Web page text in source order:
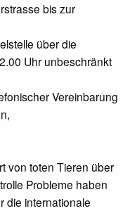
bis zur
über die
Uhr unbeschränkt
Vereinbarung
von toten Tieren über
Probleme haben
die internationale